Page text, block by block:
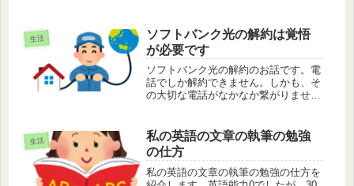
生活
ソフトバンク光の解約は覚悟
が必要です
ソフトバンク光の解約のお話です。電
話でしか解約できません。しかも、そ
の大切な電話がなかなか繋がりません
仕方がありません。けっこう待ちます
ので、解約には覚悟が必要です。
生活
私の英語の文章の執筆の勉強
の仕方
私の英語の文章の執筆の勉強の仕方を